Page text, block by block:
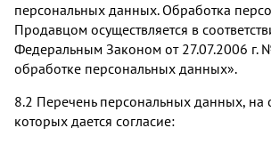
персональных данных. Обработка
Продавцом осуществляется в
Федеральным Законом от 27.07.2006
обработке персональных данных».
8.2 Перечень персональных данных, на
которых дается согласие: